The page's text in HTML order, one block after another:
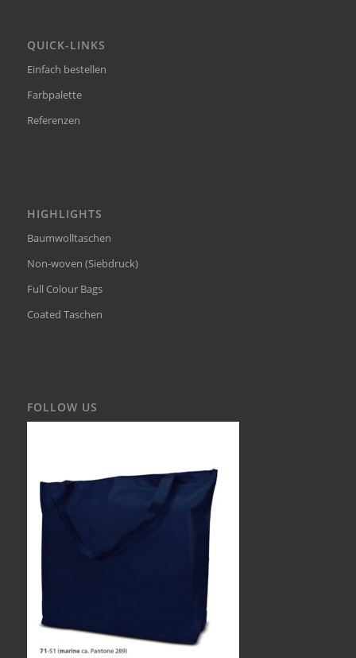
QUICK-LINKS
Einfach bestellen
Farbpalette
Referenzen
HIGHLIGHTS
Baumwolltaschen
Non-woven (Siebdruck)
Full Colour Bags
Coated Taschen
FOLLOW US